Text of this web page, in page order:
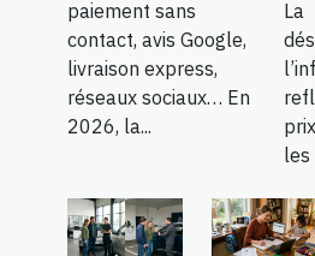
paiement sans
contact, avis Google,
livraison express,
réseaux sociaux… En
2026, la...
La
les